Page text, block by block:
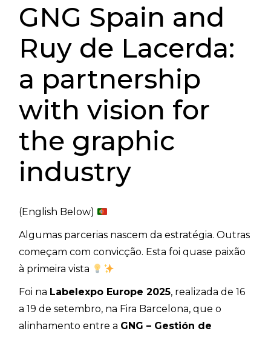
GNG Spain and
Ruy de Lacerda:
a partnership
with vision for
the graphic
industry
(English Below)
Algumas parcerias nascem da estratégia. Outras
começam com convicção. Esta foi quase paixão
à primeira vista
Foi na Labelexpo Europe 2025, realizada de 16
a 19 de setembro, na Fira Barcelona, que o
alinhamento entre a GNG – Gestión de